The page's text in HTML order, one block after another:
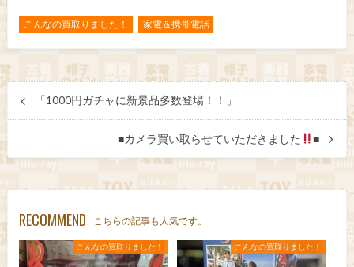
こんなの買取りました！ 家電＆携帯電話
「1000円ガチャに新景品多数登場！！」
■カメラ買い取らせていただきました ■
RECOMMEND こちらの記事も人気です。
こんなの買取りました！ こんなの買取りました！